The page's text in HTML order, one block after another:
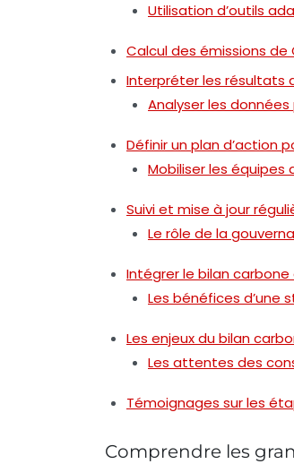
Utilisation d’outils
Calcul des émissions de
Interpréter les résultats
Analyser les
Définir un plan d’action
Mobiliser les
Suivi et mise à jour
Le rôle de la
Intégrer le bilan
Les bénéfices d’une
Les enjeux du bilan
Les attentes des
Témoignages sur les
Comprendre les